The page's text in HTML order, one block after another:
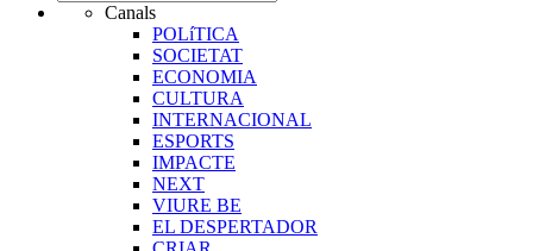
Canals
POLíTICA
SOCIETAT
ECONOMIA
CULTURA
INTERNACIONAL
ESPORTS
IMPACTE
NEXT
VIURE BE
EL DESPERTADOR